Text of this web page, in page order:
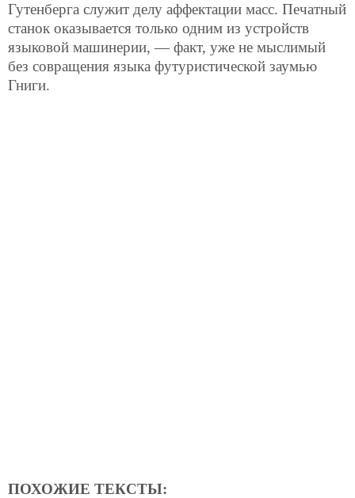
Гутенберга служит делу аффектации масс. Печатный
станок оказывается только одним из устройств
языковой машинерии, — факт, уже не мыслимый
без совращения языка футуристической заумью
Гниги.
ПОХОЖИЕ ТЕКСТЫ: